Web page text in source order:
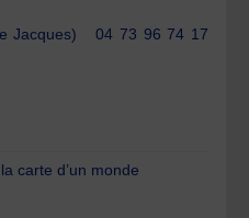
Jacques) 04 73 96 74 17
carte d’un monde